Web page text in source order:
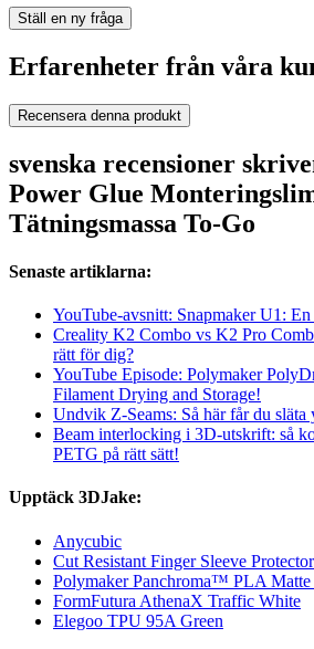
Ställ en ny fråga
Erfarenheter från våra
Recensera denna produkt
svenska recensioner
Power Glue
Tätningsmassa To-Go
Senaste artiklarna:
YouTube-avsnitt: Snapmaker U1:
Creality K2 Combo vs K2 Pro
rätt för dig?
YouTube Episode: Polymaker
Filament Drying and Storage!
Undvik Z-Seams: Så här får du släta
Beam interlocking i 3D-utskrift: så
PETG på rätt sätt!
Upptäck 3DJake:
Anycubic
Cut Resistant Finger Sleeve
Polymaker Panchroma™ PLA Matte
FormFutura AthenaX Traffic White
Elegoo TPU 95A Green